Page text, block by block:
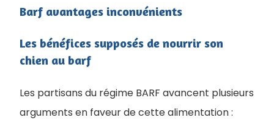
Barf avantages inconvénients
Les bénéfices supposés de nourrir son
chien au barf
Les partisans du régime BARF avancent plusieurs
arguments en faveur de cette alimentation :